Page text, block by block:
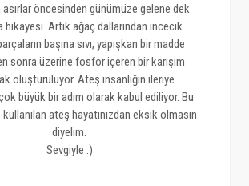
öncesinden günümüze gelene dek
hikayesi. Artık ağaç dallarından incecik
başına sıvı, yapışkan bir madde
sonra üzerine fosfor içeren bir karışım
oluşturuluyor. Ateş insanlığın ileriye
büyük bir adım olarak kabul ediliyor. Bu
ateş hayatınızdan eksik olmasın
diyelim.
Sevgiyle :)